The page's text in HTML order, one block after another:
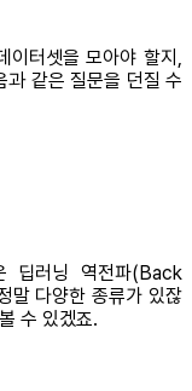
이터셋을 모아야 할지,
과 같은 질문을 던질 수
딥러닝 역전파(Back
말 다양한 종류가 있잖
수 있겠죠.